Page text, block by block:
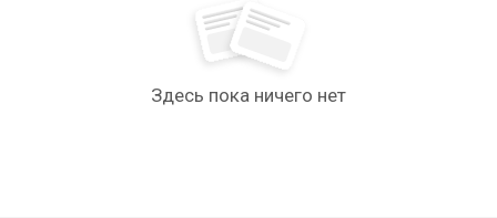
Здесь пока ничего нет